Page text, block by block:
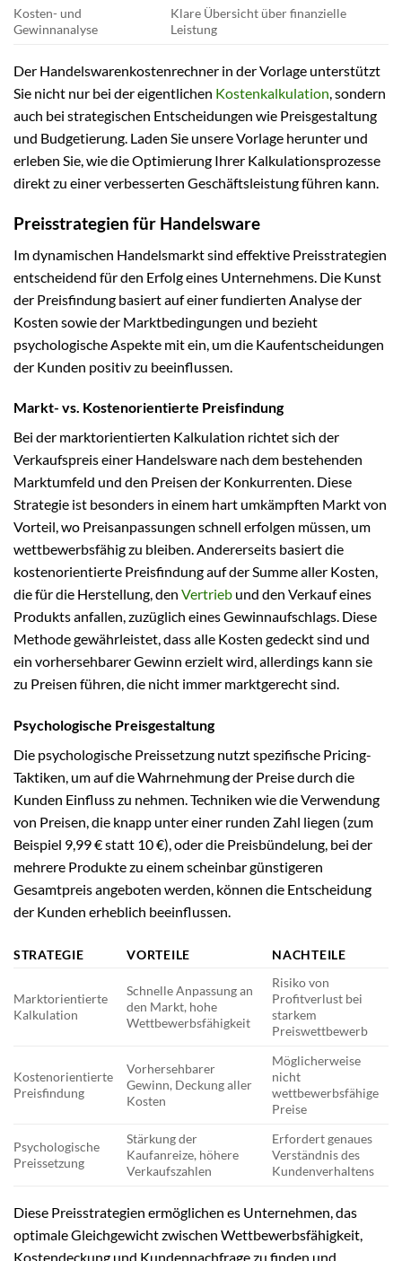
Kosten- und
Gewinnanalyse
Klare Übersicht über finanzielle
Leistung
Der Handelswarenkostenrechner in der Vorlage unterstützt
Sie nicht nur bei der eigentlichen Kostenkalkulation, sondern
auch bei strategischen Entscheidungen wie Preisgestaltung
und Budgetierung. Laden Sie unsere Vorlage herunter und
erleben Sie, wie die Optimierung Ihrer Kalkulationsprozesse
direkt zu einer verbesserten Geschäftsleistung führen kann.
Preisstrategien für Handelsware
Im dynamischen Handelsmarkt sind effektive Preisstrategien
entscheidend für den Erfolg eines Unternehmens. Die Kunst
der Preisfindung basiert auf einer fundierten Analyse der
Kosten sowie der Marktbedingungen und bezieht
psychologische Aspekte mit ein, um die Kaufentscheidungen
der Kunden positiv zu beeinflussen.
Markt- vs. Kostenorientierte Preisfindung
Bei der marktorientierten Kalkulation richtet sich der
Verkaufspreis einer Handelsware nach dem bestehenden
Marktumfeld und den Preisen der Konkurrenten. Diese
Strategie ist besonders in einem hart umkämpften Markt von
Vorteil, wo Preisanpassungen schnell erfolgen müssen, um
wettbewerbsfähig zu bleiben. Andererseits basiert die
kostenorientierte Preisfindung auf der Summe aller Kosten,
die für die Herstellung, den Vertrieb und den Verkauf eines
Produkts anfallen, zuzüglich eines Gewinnaufschlags. Diese
Methode gewährleistet, dass alle Kosten gedeckt sind und
ein vorhersehbarer Gewinn erzielt wird, allerdings kann sie
zu Preisen führen, die nicht immer marktgerecht sind.
Psychologische Preisgestaltung
Die psychologische Preissetzung nutzt spezifische Pricing-
Taktiken, um auf die Wahrnehmung der Preise durch die
Kunden Einfluss zu nehmen. Techniken wie die Verwendung
von Preisen, die knapp unter einer runden Zahl liegen (zum
Beispiel 9,99 € statt 10 €), oder die Preisbündelung, bei der
mehrere Produkte zu einem scheinbar günstigeren
Gesamtpreis angeboten werden, können die Entscheidung
der Kunden erheblich beeinflussen.
STRATEGIE VORTEILE NACHTEILE
Marktorientierte
Kalkulation
Schnelle Anpassung an
den Markt, hohe
Wettbewerbsfähigkeit
Risiko von
Profitverlust bei
starkem
Preiswettbewerb
Kostenorientierte
Preisfindung
Vorhersehbarer
Gewinn, Deckung aller
Kosten
Möglicherweise
nicht
wettbewerbsfähige
Preise
Psychologische
Preissetzung
Stärkung der
Kaufanreize, höhere
Verkaufszahlen
Erfordert genaues
Verständnis des
Kundenverhaltens
Diese Preisstrategien ermöglichen es Unternehmen, das
optimale Gleichgewicht zwischen Wettbewerbsfähigkeit,
Kostendeckung und Kundennachfrage zu finden und